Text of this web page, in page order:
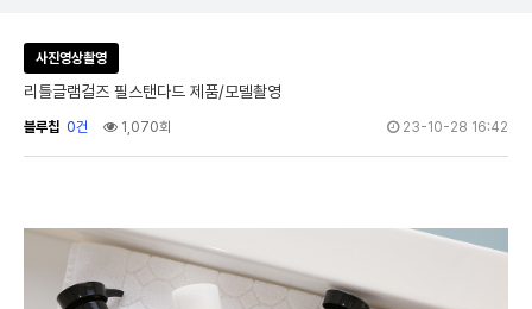
사진영상촬영
리틀글램걸즈 필스탠다드 제품/모델촬영
블루칩 0건 1,070회 23-10-28 16:42